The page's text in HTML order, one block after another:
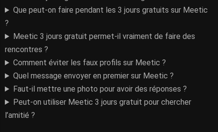
Que peut-on faire pendant les 3 jours gratuits sur Meetic
?
Meetic 3 jours gratuit permet-il vraiment de faire des
rencontres ?
Comment éviter les faux profils sur Meetic ?
Quel message envoyer en premier sur Meetic ?
Faut-il mettre une photo pour avoir des réponses ?
Peut-on utiliser Meetic 3 jours gratuit pour chercher
l’amitié ?